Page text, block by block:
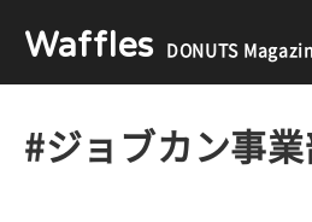
Waffles DONUTS
DONUTS
#ジョブカン事業